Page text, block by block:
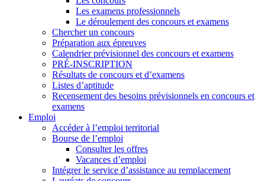
Les examens professionnels
Le déroulement des concours et examens
Chercher un concours
Préparation aux épreuves
Calendrier prévisionnel des concours et examens
PRÉ-INSCRIPTION
Résultats de concours et d’examens
Listes d’aptitude
Recensement des besoins prévisionnels en concours et
examens
Emploi
Accéder à l’emploi territorial
Bourse de l’emploi
Consulter les offres
Vacances d’emploi
Intégrer le service d’assistance au remplacement